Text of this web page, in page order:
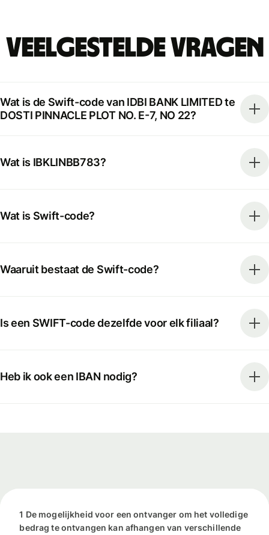
Veelgestelde vragen
Wat is de Swift-code van IDBI BANK LIMITED te
DOSTI PINNACLE PLOT NO. E-7, NO 22?
Wat is IBKLINBB783?
Wat is Swift-code?
Waaruit bestaat de Swift-code?
Is een SWIFT-code dezelfde voor elk filiaal?
Heb ik ook een IBAN nodig?
1 De mogelijkheid voor een ontvanger om het volledige
bedrag te ontvangen kan afhangen van verschillende